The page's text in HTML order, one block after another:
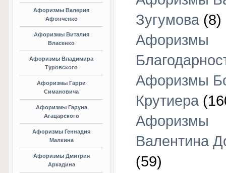
Афоризмы Валерия
Афонченко
Афоризмы Виталия
Власенко
Афоризмы Владимира
Туровского
Афоризмы Гарри
Симановича
Афоризмы Гаруна
Агацарского
Афоризмы Геннадия
Малкина
Афоризмы Дмитрия
Аркадина
Зугумова (8)
Афоризмы
Афоризмы
Крутиера
Афоризмы
Валентина
(59)